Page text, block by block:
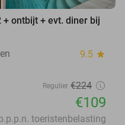
ontbijt + evt. diner bij
9.5 star
Regulier €224
€109
toeristenbelasting